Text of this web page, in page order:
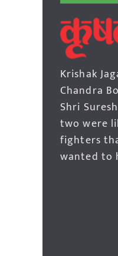
Krishak
Chandra
Shri
two were
fighters
wanted to